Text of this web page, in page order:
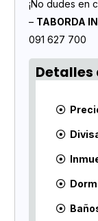
¡No dudes en
– TABORDA
091 627 700
Detalles